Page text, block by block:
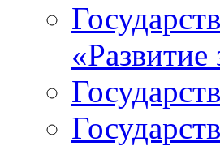
«Развитие